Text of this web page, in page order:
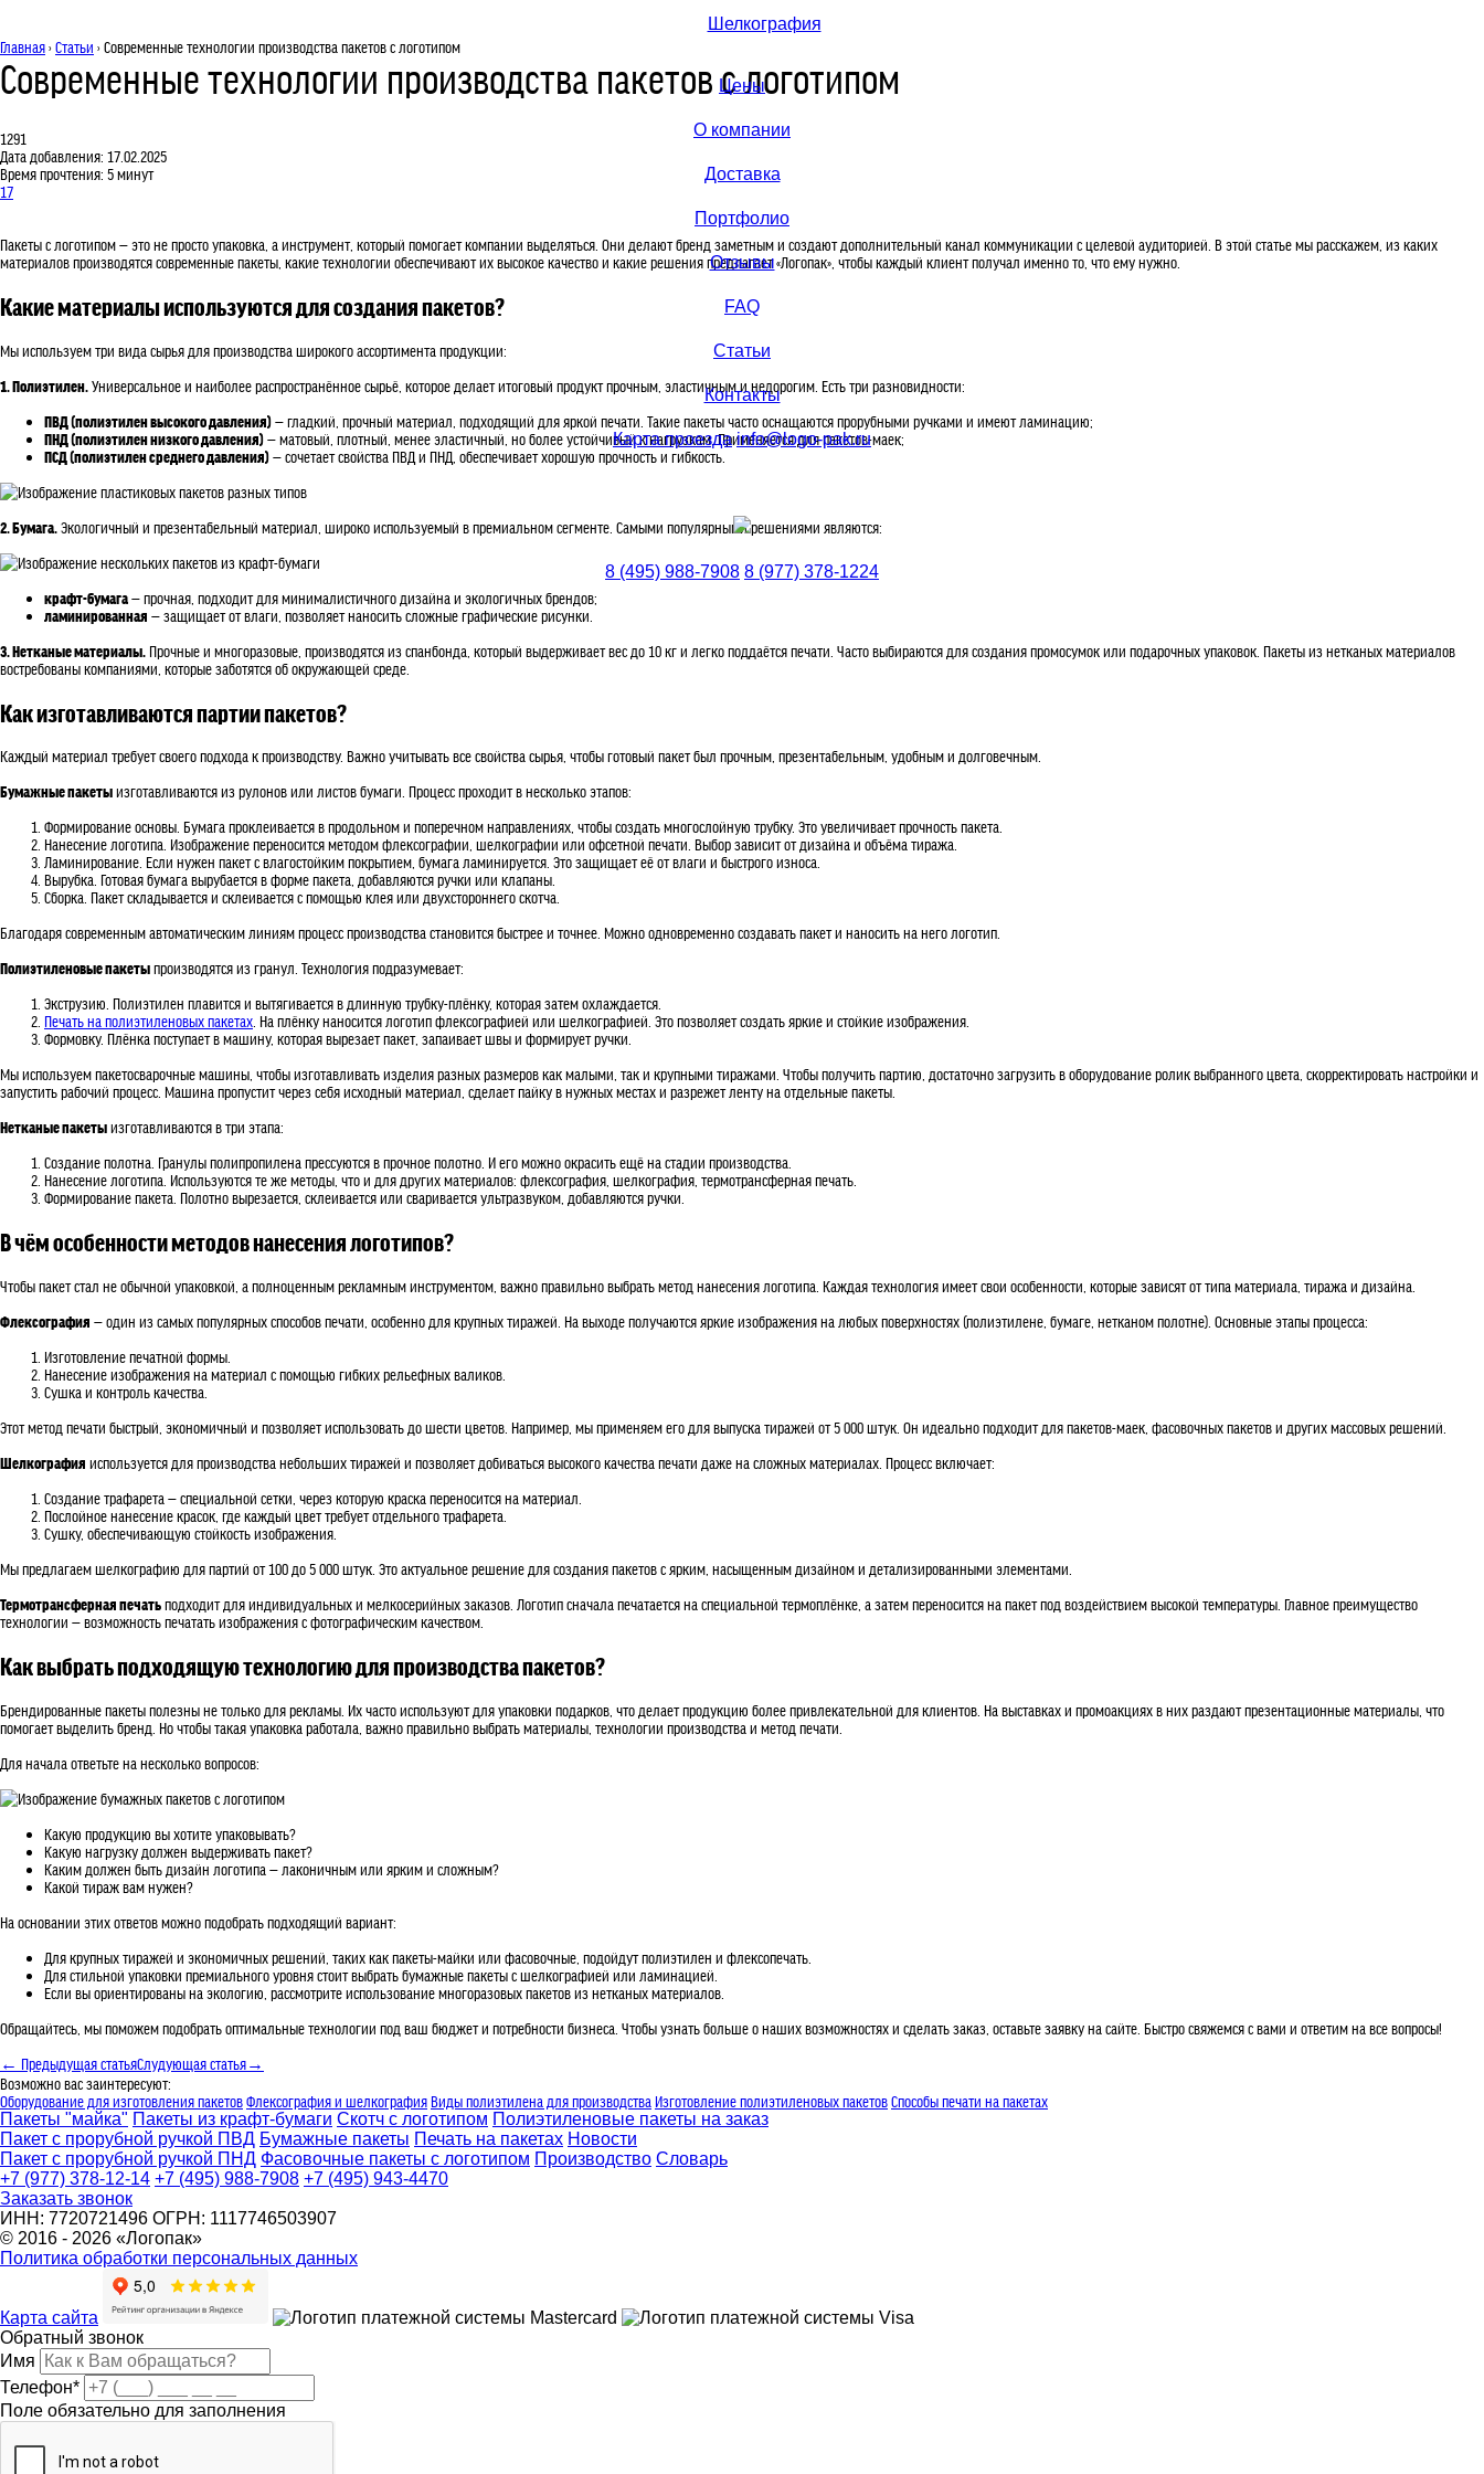
Шелкография
Цены
О компании
Доставка
Портфолио
Отзывы
FAQ
Статьи
Контакты
Карта проезда info@logo-pak.ru
8 (495) 988-7908 8 (977) 378-1224
Главная› Статьи › Современные технологии производства пакетов с логотипом
Современные технологии производства пакетов с логотипом
1291
Дата добавления: 17.02.2025
Время прочтения: 5 минут
17
Пакеты с логотипом — это не просто упаковка, а инструмент, который помогает компании выделяться. Они делают бренд заметным и создают дополнительный канал коммуникации с целевой аудиторией. В этой статье мы расскажем, из каких
материалов производятся современные пакеты, какие технологии обеспечивают их высокое качество и какие решения предлагает «Логопак», чтобы каждый клиент получал именно то, что ему нужно.
Какие материалы используются для создания пакетов?
Мы используем три вида сырья для производства широкого ассортимента продукции:
1. Полиэтилен. Универсальное и наиболее распространённое сырьё, которое делает итоговый продукт прочным, эластичным и недорогим. Есть три разновидности:
ПВД (полиэтилен высокого давления)— гладкий, прочный материал, подходящий для яркой печати. Такие пакеты часто оснащаются прорубными ручками и имеют ламинацию;
ПНД (полиэтилен низкого давления)— матовый, плотный, менее эластичный, но более устойчивый к нагрузкам. Применяется для пакетов-маек;
ПСД (полиэтилен среднего давления)— сочетает свойства ПВД и ПНД, обеспечивает хорошую прочность и гибкость.
2. Бумага. Экологичный и презентабельный материал, широко используемый в премиальном сегменте. Самыми популярными решениями являются:
крафт-бумага— прочная, подходит для минималистичного дизайна и экологичных брендов;
ламинированная — защищает от влаги, позволяет наносить сложные графические рисунки.
3. Нетканые материалы. Прочные и многоразовые, производятся из спанбонда, который выдерживает вес до 10 кг и легко поддаётся печати. Часто выбираются для создания промосумок или подарочных упаковок. Пакеты из нетканых материалов
востребованы компаниями, которые заботятся об окружающей среде.
Как изготавливаются партии пакетов?
Каждый материал требует своего подхода к производству. Важно учитывать все свойства сырья, чтобы готовый пакет был прочным, презентабельным, удобным и долговечным.
Бумажные пакетыизготавливаются из рулонов или листов бумаги. Процесс проходит в несколько этапов:
Формирование основы. Бумага проклеивается в продольном и поперечном направлениях, чтобы создать многослойную трубку. Это увеличивает прочность пакета.
Нанесение логотипа. Изображение переносится методом флексографии, шелкографии или офсетной печати. Выбор зависит от дизайна и объёма тиража.
Ламинирование. Если нужен пакет с влагостойким покрытием, бумага ламинируется. Это защищает её от влаги и быстрого износа.
Вырубка. Готовая бумага вырубается в форме пакета, добавляются ручки или клапаны.
Сборка. Пакет складывается и склеивается с помощью клея или двухстороннего скотча.
Благодаря современным автоматическим линиям процесс производства становится быстрее и точнее. Можно одновременно создавать пакет и наносить на него логотип.
Полиэтиленовые пакетыпроизводятся из гранул. Технология подразумевает:
Экструзию. Полиэтилен плавится и вытягивается в длинную трубку-плёнку, которая затем охлаждается.
Печать на полиэтиленовых пакетах . На плёнку наносится логотип флексографией или шелкографией. Это позволяет создать яркие и стойкие изображения.
Формовку. Плёнка поступает в машину, которая вырезает пакет, запаивает швы и формирует ручки.
Мы используем пакетосварочные машины, чтобы изготавливать изделия разных размеров как малыми, так и крупными тиражами. Чтобы получить партию, достаточно загрузить в оборудование ролик выбранного цвета, скорректировать настройки и
запустить рабочий процесс. Машина пропустит через себя исходный материал, сделает пайку в нужных местах и разрежет ленту на отдельные пакеты.
Нетканые пакетыизготавливаются в три этапа:
Создание полотна. Гранулы полипропилена прессуются в прочное полотно. И его можно окрасить ещё на стадии производства.
Нанесение логотипа. Используются те же методы, что и для других материалов: флексография, шелкография, термотрансферная печать.
Формирование пакета. Полотно вырезается, склеивается или сваривается ультразвуком, добавляются ручки.
В чём особенности методов нанесения логотипов?
Чтобы пакет стал не обычной упаковкой, а полноценным рекламным инструментом, важно правильно выбрать метод нанесения логотипа. Каждая технология имеет свои особенности, которые зависят от типа материала, тиража и дизайна.
Флексография — один из самых популярных способов печати, особенно для крупных тиражей. На выходе получаются яркие изображения на любых поверхностях (полиэтилене, бумаге, нетканом полотне). Основные этапы процесса:
Изготовление печатной формы.
Нанесение изображения на материал с помощью гибких рельефных валиков.
Сушка и контроль качества.
Этот метод печати быстрый, экономичный и позволяет использовать до шести цветов. Например, мы применяем его для выпуска тиражей от 5 000 штук. Он идеально подходит для пакетов-маек, фасовочных пакетов и других массовых решений.
Шелкография используется для производства небольших тиражей и позволяет добиваться высокого качества печати даже на сложных материалах. Процесс включает:
Создание трафарета — специальной сетки, через которую краска переносится на материал.
Послойное нанесение красок, где каждый цвет требует отдельного трафарета.
Сушку, обеспечивающую стойкость изображения.
Мы предлагаем шелкографию для партий от 100 до 5 000 штук. Это актуальное решение для создания пакетов с ярким, насыщенным дизайном и детализированными элементами.
Термотрансферная печатьподходит для индивидуальных и мелкосерийных заказов. Логотип сначала печатается на специальной термоплёнке, а затем переносится на пакет под воздействием высокой температуры. Главное преимущество
технологии — возможность печатать изображения с фотографическим качеством.
Как выбрать подходящую технологию для производства пакетов?
Брендированные пакеты полезны не только для рекламы. Их часто используют для упаковки подарков, что делает продукцию более привлекательной для клиентов. На выставках и промоакциях в них раздают презентационные материалы, что
помогает выделить бренд. Но чтобы такая упаковка работала, важно правильно выбрать материалы, технологии производства и метод печати.
Для начала ответьте на несколько вопросов:
Какую продукцию вы хотите упаковывать?
Какую нагрузку должен выдерживать пакет?
Каким должен быть дизайн логотипа — лаконичным или ярким и сложным?
Какой тираж вам нужен?
На основании этих ответов можно подобрать подходящий вариант:
Для крупных тиражей и экономичных решений, таких как пакеты-майки или фасовочные, подойдут полиэтилен и флексопечать.
Для стильной упаковки премиального уровня стоит выбрать бумажные пакеты с шелкографией или ламинацией.
Если вы ориентированы на экологию, рассмотрите использование многоразовых пакетов из нетканых материалов.
Обращайтесь, мы поможем подобрать оптимальные технологии под ваш бюджет и потребности бизнеса. Чтобы узнать больше о наших возможностях и сделать заказ, оставьте заявку на сайте. Быстро свяжемся с вами и ответим на все вопросы!
← Предыдущая статьяСлудующая статья→
Возможно вас заинтересуют:
Оборудование для изготовления пакетовФлексография и шелкография Виды полиэтилена для производства Изготовление полиэтиленовых пакетовСпособы печати на пакетах
Пакеты "майка" Пакеты из крафт-бумаги Скотч с логотипом Полиэтиленовые пакеты на заказ
Пакет с прорубной ручкой ПВД Бумажные пакеты Печать на пакетах Новости
Пакет с прорубной ручкой ПНД Фасовочные пакеты с логотипом Производство Словарь
+7 (977) 378-12-14 +7 (495) 988-7908 +7 (495) 943-4470
Заказать звонок
ИНН: 7720721496 ОГРН: 1117746503907
© 2016 - 2026 «Логопак»
Политика обработки персональных данных
Карта сайта
Обратный звонок
Имя
Телефон*
Поле обязательно для заполнения